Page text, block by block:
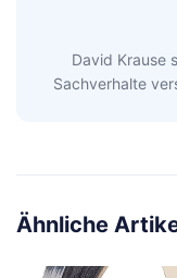
David Krause
Sachverhalte
Ähnliche